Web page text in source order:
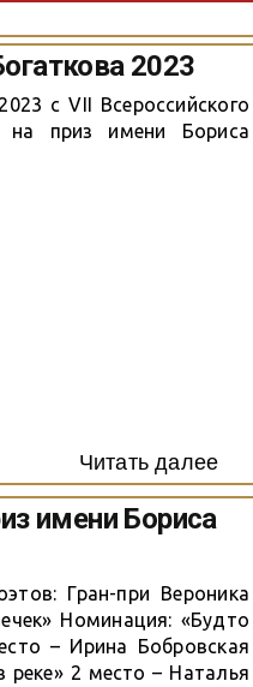
2023
с VII Всероссийского
на приз имени Бориса
Читать далее
имени Бориса
Гран-при Вероника
Номинация: «Будто
– Ирина Бобровская
реке» 2 место – Наталья